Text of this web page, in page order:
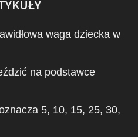
waga dziecka w
na podstawce
5, 10, 15, 25, 30,